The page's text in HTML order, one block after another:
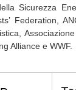
Sicurezza
Federation,
Alliance e WWF.